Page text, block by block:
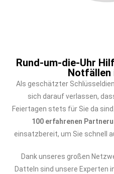
Rund-um-die-Uhr
Notfällen
Als geschätzter
sich darauf verlassen,
Feiertagen stets für Sie da
100 erfahrenen
einsatzbereit, um Sie schnell
Dank unseres großen
Datteln sind unsere Experten